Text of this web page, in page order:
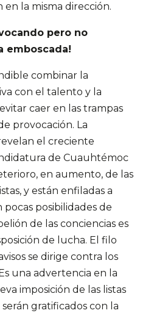
la misma dirección.
pero no
emboscada!
combinar la
con el talento y la
caer en las trampas
provocación. La
el creciente
de Cuauhtémoc
en aumento, de las
y están enfiladas a
posibilidades de
de las conciencias es
de lucha. El filo
se dirige contra los
una advertencia en la
imposición de las listas
gratificados con la